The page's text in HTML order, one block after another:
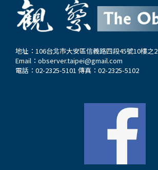
地址：106台北市大安區信義路四段45號10樓之2
Email： observer.taipei@gmail.com
電話：02-2325-5101 傳真：02-2325-5102